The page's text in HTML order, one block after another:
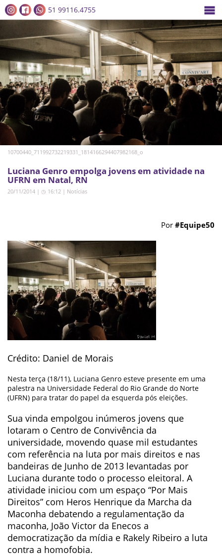
51 99116.4755
10700440_711992732219331_1814166294407982168_o
Luciana Genro empolga jovens em atividade na
UFRN em Natal, RN
20/11/2014 | ◷ 16:12 | Notícias
Por #Equipe50
Crédito: Daniel de Morais
Nesta terça (18/11), Luciana Genro esteve presente em uma
palestra na Universidade Federal do Rio Grande do Norte
(UFRN) para tratar do papel da esquerda pós eleições.
Sua vinda empolgou inúmeros jovens que
lotaram o Centro de Convivência da
universidade, movendo quase mil estudantes
com referência na luta por mais direitos e nas
bandeiras de Junho de 2013 levantadas por
Luciana durante todo o processo eleitoral. A
atividade iniciou com um espaço “Por Mais
Direitos” com Heros Henrique da Marcha da
Maconha debatendo a regulamentação da
maconha, João Victor da Enecos a
democratização da mídia e Rakely Ribeiro a luta
contra a homofobia.